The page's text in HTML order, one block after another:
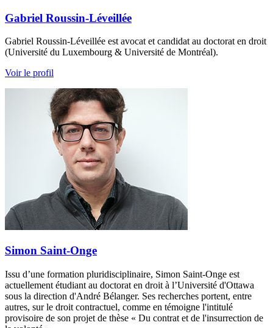
Gabriel Roussin-Léveillée
Gabriel Roussin-Léveillée est avocat et candidat au doctorat en droit
(Université du Luxembourg & Université de Montréal).
Voir le profil
Simon Saint-Onge
Issu d’une formation pluridisciplinaire, Simon Saint-Onge est
actuellement étudiant au doctorat en droit à l’Université d'Ottawa
sous la direction d'André Bélanger. Ses recherches portent, entre
autres, sur le droit contractuel, comme en témoigne l'intitulé
provisoire de son projet de thèse « Du contrat et de l'insurrection de